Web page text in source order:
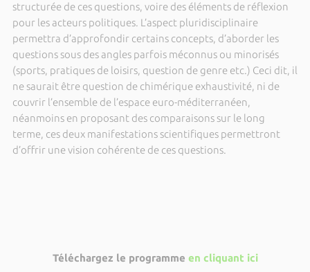
structurée de ces questions, voire des éléments de réflexion
pour les acteurs politiques. L’aspect pluridisciplinaire
permettra d’approfondir certains concepts, d’aborder les
questions sous des angles parfois méconnus ou minorisés
(sports, pratiques de loisirs, question de genre etc.) Ceci dit, il
ne saurait être question de chimérique exhaustivité, ni de
couvrir l’ensemble de l’espace euro-méditerranéen,
néanmoins en proposant des comparaisons sur le long
terme, ces deux manifestations scientifiques permettront
d’offrir une vision cohérente de ces questions.
Téléchargez le programme en cliquant ici